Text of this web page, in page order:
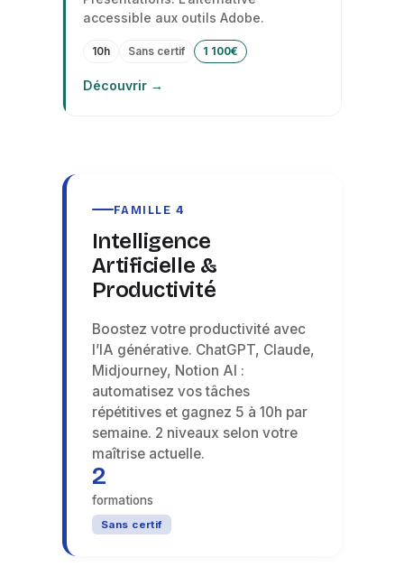
accessible aux outils Adobe.
10h Sans certif 1 100€
Découvrir →
FAMILLE 4
Intelligence
Artificielle &
Productivité
Boostez votre productivité avec
l’IA générative. ChatGPT, Claude,
Midjourney, Notion AI :
automatisez vos tâches
répétitives et gagnez 5 à 10h par
semaine. 2 niveaux selon votre
maîtrise actuelle.
2
formations
Sans certif